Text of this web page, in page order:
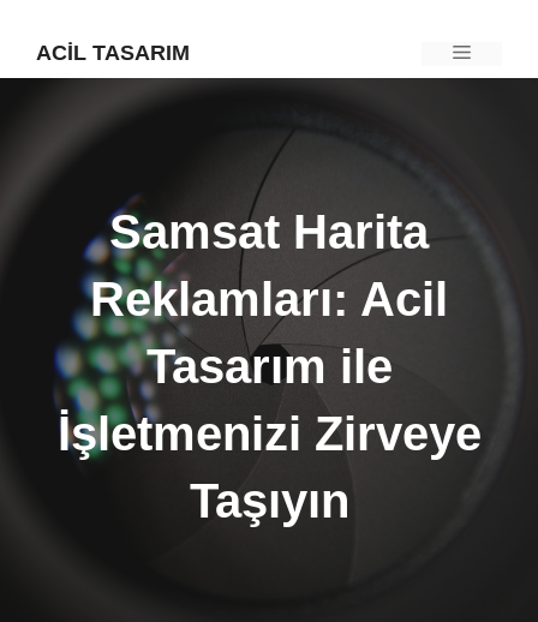
İçeriğeACIL TASARIM Menü
Samsat Harita
Reklamları: Acil
Tasarım ile
İşletmenizi Zirveye
Taşıyın